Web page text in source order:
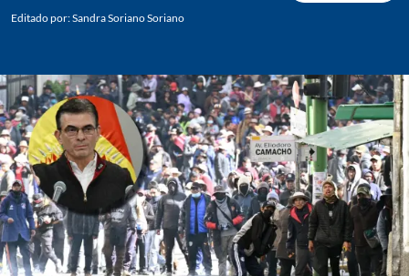
Editado por:Sandra Soriano Soriano